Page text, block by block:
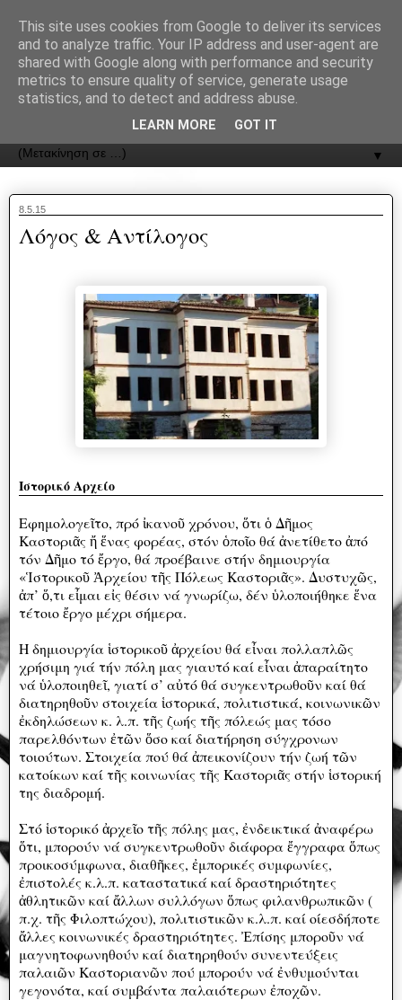
ΟΔΟΣ
▼
8.5.15
Λόγος & Αντίλογος
Ιστορικό Αρχείο
Εφημολογεῖτο, πρό ἰκανοῦ χρόνου, ὅτι ὁ Δῆμος
Καστοριᾶς ἤ ἕνας φορέας, στόν ὁποῖο θά ἀνετίθετο ἀπό
τόν Δῆμο τό ἔργο, θά προέβαινε στήν δημιουργία
«Ἱστορικοῦ Ἀρχείου τῆς Πόλεως Καστοριᾶς». Δυστυχῶς,
ἀπ’ ὅ,τι εἶμαι εἰς θέσιν νά γνωρίζω, δέν ὑλοποιήθηκε ἕνα
τέτοιο ἔργο μέχρι σήμερα.
Η δημιουργία ἱστορικοῦ ἀρχείου θά εἶναι πολλαπλῶς
χρήσιμη γιά τήν πόλη μας γιαυτό καί εἶναι ἀπαραίτητο
νά ὑλοποιηθεῖ, γιατί σ’ αὐτό θά συγκεντρωθοῦν καί θά
διατηρηθοῦν στοιχεία ἱστορικά, πολιτιστικά, κοινωνικῶν
ἐκδηλώσεων κ. λ.π. τῆς ζωής τῆς πόλεώς μας τόσο
παρελθόντων ἐτῶν ὅσο καί διατήρηση σύγχρονων
τοιούτων. Στοιχεία πού θά ἀπεικονίζουν τήν ζωή τῶν
κατοίκων καί τῆς κοινωνίας τῆς Καστοριᾶς στήν ἱστορική
της διαδρομή.
Στό ἱστορικό ἀρχεῖο τῆς πόλης μας, ἐνδεικτικά ἀναφέρω
ὅτι, μπορούν νά συγκεντρωθοῦν διάφορα ἔγγραφα ὅπως
προικοσύμφωνα, διαθῆκες, ἐμπορικές συμφωνίες,
ἐπιστολές κ.λ.π. καταστατικά καί δραστηριότητες
ἀθλητικῶν καί ἄλλων συλλόγων ὅπως φιλανθρωπικῶν (
π.χ. τῆς Φιλοπτώχου), πολιτιστικῶν κ.λ.π. καί οίεσδήποτε
ἄλλες κοινωνικές δραστηριότητες. Ἐπίσης μποροῦν νά
μαγνητοφωνηθούν καί διατηρηθούν συνεντεύξεις
παλαιῶν Καστοριανῶν πού μπορούν νά ἐνθυμούνται
γεγονότα, καί συμβάντα παλαιότερων ἐποχῶν.
This site uses cookies from Google to deliver its services
and to analyze traffic. Your IP address and user-agent are
shared with Google along with performance and security
metrics to ensure quality of service, generate usage
statistics, and to detect and address abuse.
LEARN MORE GOT IT